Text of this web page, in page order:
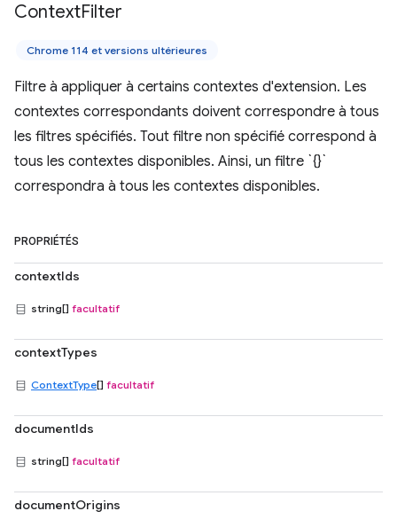
ContextFilter
Chrome 114 et versions ultérieures
Filtre à appliquer à certains contextes d'extension. Les
contextes correspondants doivent correspondre à tous
les filtres spécifiés. Tout filtre non spécifié correspond à
tous les contextes disponibles. Ainsi, un filtre `{}`
correspondra à tous les contextes disponibles.
PROPRIÉTÉS
contextIds
string[] facultatif
contextTypes
ContextType[] facultatif
documentIds
string[] facultatif
documentOrigins